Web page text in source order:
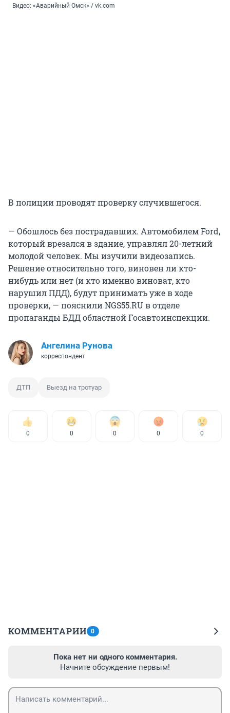
Видео: «Аварийный Омск» / vk.com
В полиции проводят проверку случившегося.
— Обошлось без пострадавших. Автомобилем Ford,
который врезался в здание, управлял 20-летний
молодой человек. Мы изучили видеозапись.
Решение относительно того, виновен ли кто-
нибудь или нет (и кто именно виноват, кто
нарушил ПДД), будут принимать уже в ходе
проверки, — пояснили NGS55.RU в отделе
пропаганды БДД областной Госавтоинспекции.
Ангелина Рунова
корреспондент
ДТП Выезд на тротуар
0 0 0 0 0
КОММЕНТАРИИ 0
Пока нет ни одного комментария.
Начните обсуждение первым!